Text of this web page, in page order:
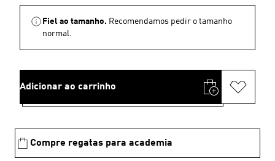
Fiel ao tamanho. Recomendamos pedir o tamanho
normal.
Adicionar ao carrinho
Compre regatas para academia